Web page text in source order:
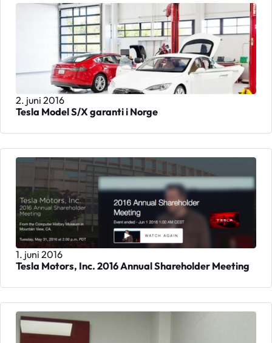
2. juni 2016
Tesla Model S/X garanti i Norge
1. juni 2016
Tesla Motors, Inc. 2016 Annual Shareholder Meeting